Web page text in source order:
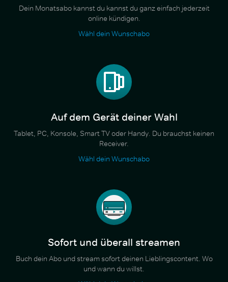
Dein Monatsabo kannst du kannst du ganz einfach jederzeit
online kündigen.
Wähl dein Wunschabo
Auf dem Gerät deiner Wahl
Tablet, PC, Konsole, Smart TV oder Handy. Du brauchst keinen
Receiver.
Wähl dein Wunschabo
Sofort und überall streamen
Buch dein Abo und stream sofort deinen Lieblingscontent. Wo
und wann du willst.